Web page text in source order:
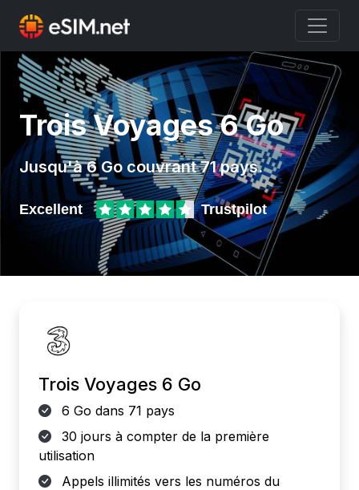
Trois Voyages 6 Go
Jusqu'à 6 Go couvrant 71 pays.
Trois Voyages 6 Go
6 Go dans 71 pays
30 jours à compter de la première
utilisation
Appels illimités vers les numéros du